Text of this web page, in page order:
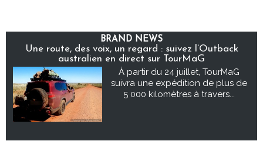
BRAND NEWS
Une route, des voix, un regard : suivez l’Outback
australien en direct sur TourMaG
À partir du 24 juillet, TourMaG
suivra une expédition de plus de
5 000 kilomètres à travers...